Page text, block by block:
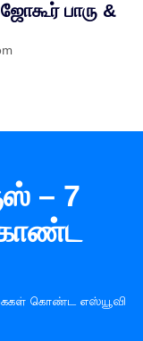
பாரு &
– 7
கொண்ட எஸ்யூவி